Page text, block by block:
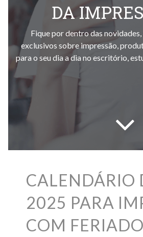
DA
Fique por dentro das
exclusivos sobre impressão,
para o seu dia a dia no escritório,
CALENDÁRIO
2025 PARA
COM